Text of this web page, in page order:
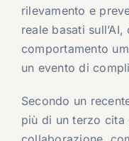
rilevamento e
reale basati
comportamento
un evento di
Secondo un
più di un terzo cita